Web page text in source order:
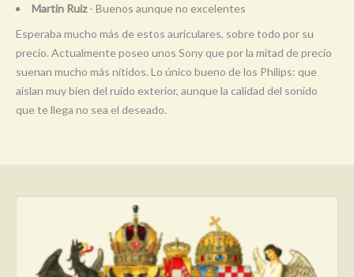
Martin Ruiz- Buenos aunque no excelentes
Esperaba mucho más de estos auriculares, sobre todo por su
precio. Actualmente poseo unos Sony que por la mitad de precio
suenan mucho más nítidos. Lo único bueno de los Philips: que
aislan muy bien del ruido exterior, aunque la calidad del sonido
que te llega no sea el deseado.